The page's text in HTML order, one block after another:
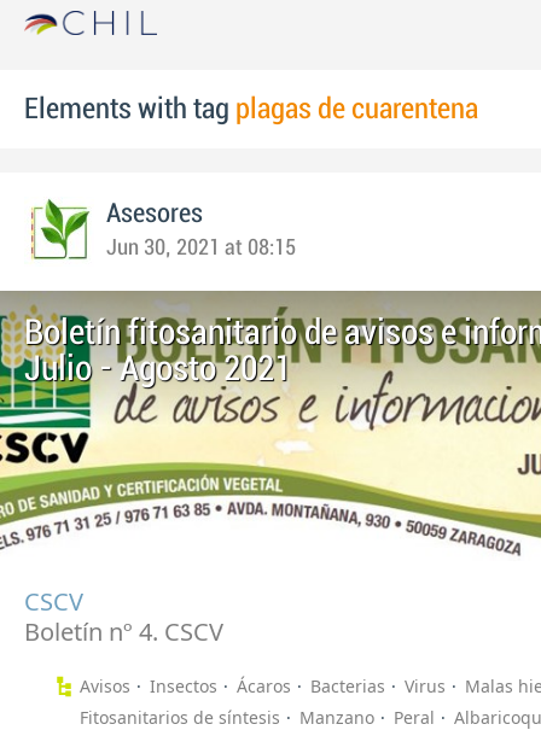
Elements with tag plagas de cuarentena
Asesores
Jun 30, 2021 at 08:15
Boletín fitosanitario de avisos e
Julio - Agosto 2021
CSCV
Boletín nº 4. CSCV
Avisos Insectos Ácaros Bacterias Virus
Malas
Fitosanitarios de síntesis
Manzano Peral